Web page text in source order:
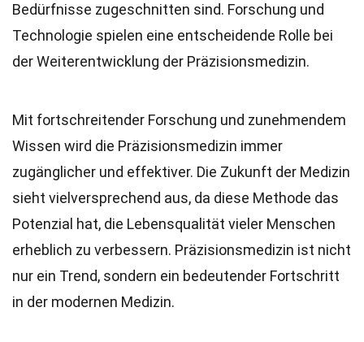
Bedürfnisse zugeschnitten sind. Forschung und
Technologie spielen eine entscheidende Rolle bei
der Weiterentwicklung der Präzisionsmedizin.
Mit fortschreitender Forschung und zunehmendem
Wissen wird die Präzisionsmedizin immer
zugänglicher und effektiver. Die Zukunft der Medizin
sieht vielversprechend aus, da diese Methode das
Potenzial hat, die Lebensqualität vieler Menschen
erheblich zu verbessern. Präzisionsmedizin ist nicht
nur ein Trend, sondern ein bedeutender Fortschritt
in der modernen Medizin.